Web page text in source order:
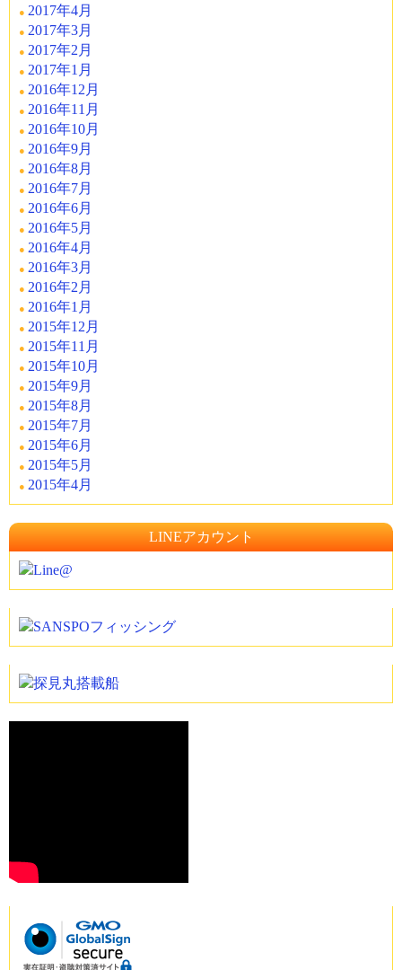
2017年4月
2017年3月
2017年2月
2017年1月
2016年12月
2016年11月
2016年10月
2016年9月
2016年8月
2016年7月
2016年6月
2016年5月
2016年4月
2016年3月
2016年2月
2016年1月
2015年12月
2015年11月
2015年10月
2015年9月
2015年8月
2015年7月
2015年6月
2015年5月
2015年4月
LINEアカウント